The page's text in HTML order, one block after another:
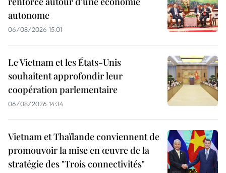
autonome
06/08/2026 15:01
Le Vietnam et les États-Unis
souhaitent approfondir leur
coopération parlementaire
06/08/2026 14:34
Vietnam et Thaïlande conviennent de
promouvoir la mise en œuvre de la
stratégie des "Trois connectivités"